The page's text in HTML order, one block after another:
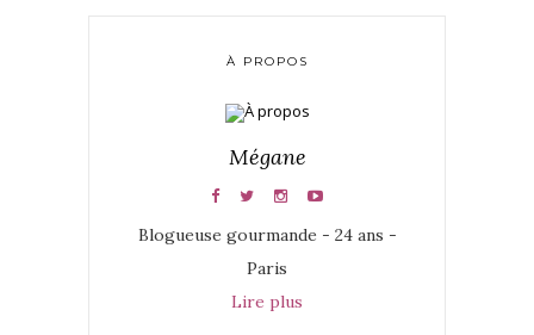
À PROPOS
Mégane
Blogueuse gourmande - 24 ans -
Paris
Lire plus